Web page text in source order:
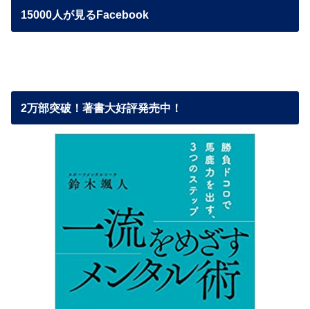
15000人が見るFacebook
2万部突破！著書大好評発売中！